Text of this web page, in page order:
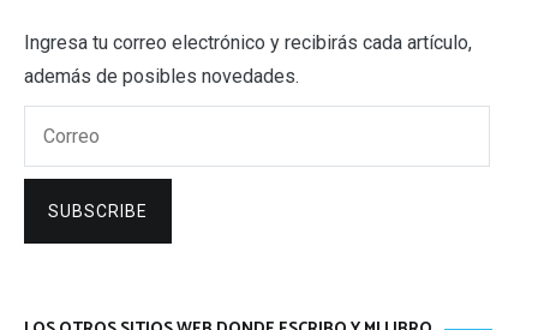
Ingresa tu correo electrónico y recibirás cada artículo,
además de posibles novedades.
SUBSCRIBE